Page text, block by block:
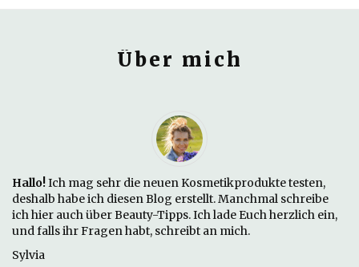
Über mich
Hallo!Ich mag sehr die neuen Kosmetikprodukte testen,
deshalb habe ich diesen Blog erstellt. Manchmal schreibe
ich hier auch über Beauty-Tipps. Ich lade Euch herzlich ein,
und falls ihr Fragen habt, schreibt an mich.
Sylvia